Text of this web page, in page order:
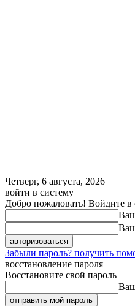
Четверг, 6 августа, 2026
войти в систему
Добро пожаловать! Войдите
Забыли пароль? получить
восстановление пароля
Восстановите свой пароль